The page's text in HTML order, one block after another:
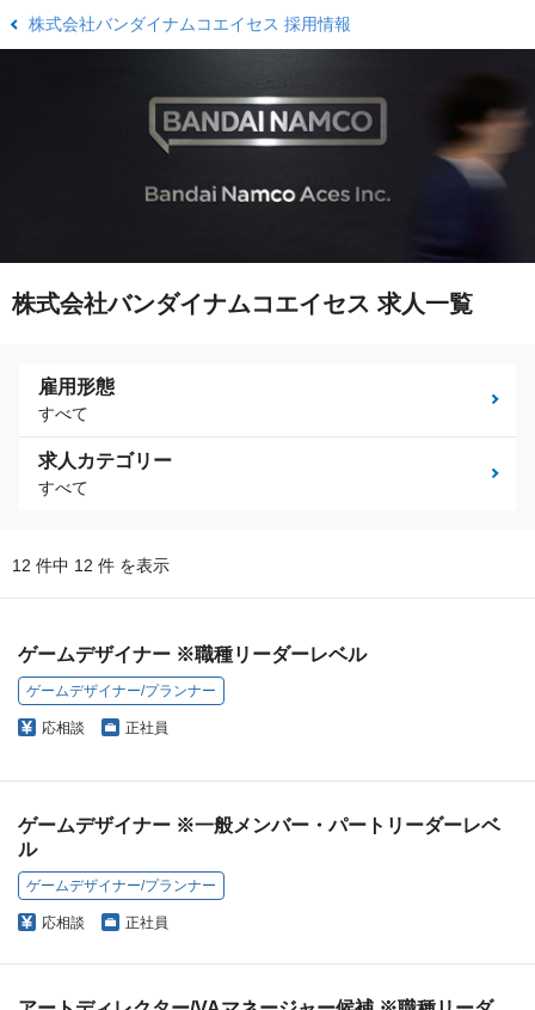
株式会社バンダイナムコエイセス 採用情報
株式会社バンダイナムコエイセス 求人一覧
雇用形態
すべて
求人カテゴリー
すべて
12 件中 12 件 を表示
ゲームデザイナー ※職種リーダーレベル
ゲームデザイナー/プランナー
応相談 正社員
ゲームデザイナー ※一般メンバー・パートリーダーレベ
ル
ゲームデザイナー/プランナー
応相談 正社員